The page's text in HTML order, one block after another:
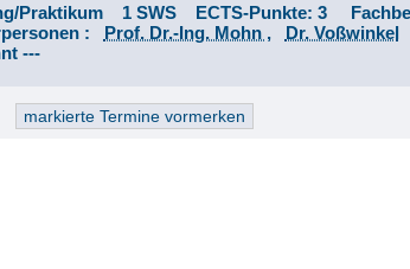
Praktikum 1 SWS ECTS-Punkte: 3
: Prof. Dr.-Ing. Mohn , Dr. Voßwinkel
---